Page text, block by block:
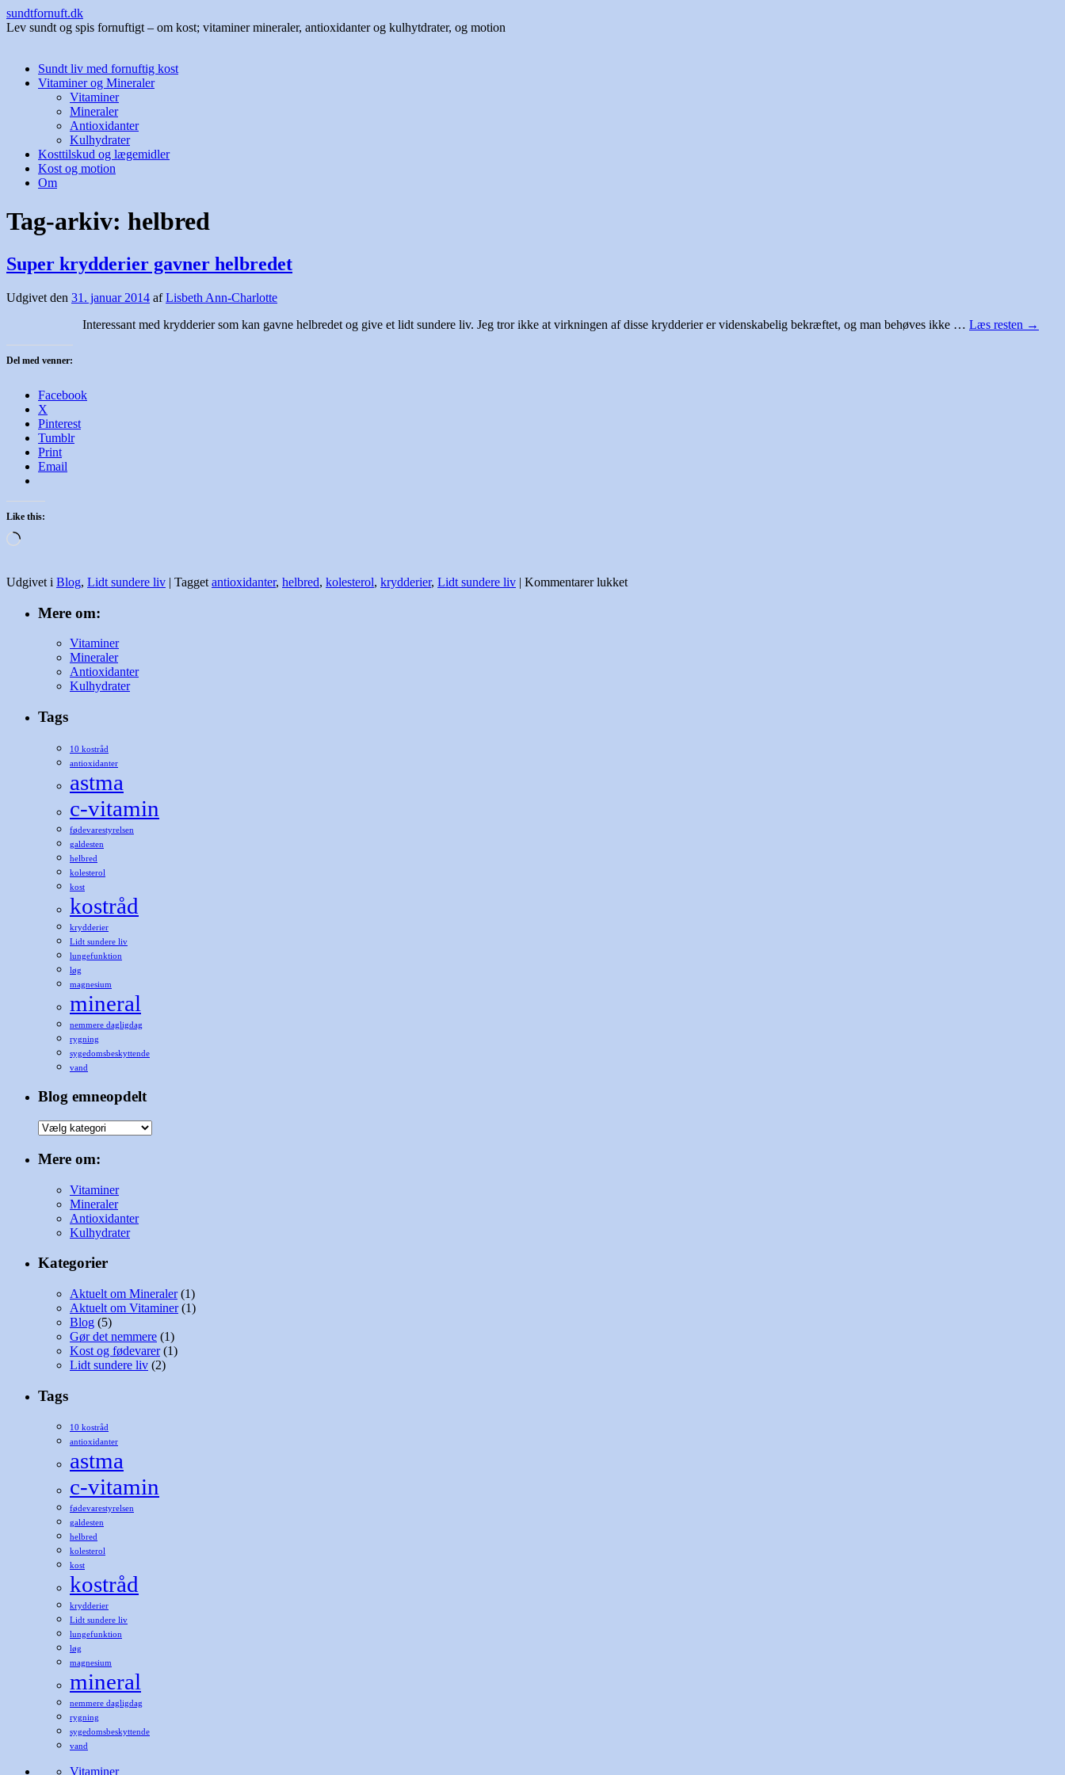
sundtfornuft.dk
Lev sundt og spis fornuftigt – om kost; vitaminer mineraler, antioxidanter og kulhytdrater, og motion
Hop
Sundt liv med fornuftig kost
Vitaminer og Mineraler
Vitaminer
Mineraler
Antioxidanter
Kulhydrater
Kosttilskud og lægemidler
Kost og motion
Om
Tag-arkiv: helbred
Super krydderier gavner helbredet
Udgivet den 31. januar 2014 af Lisbeth Ann-Charlotte
Interessant med krydderier som kan gavne helbredet og give et lidt sundere liv. Jeg tror ikke at virkningen af disse krydderier er videnskabelig bekræftet, og man behøves ikke … Læs resten →
Del med venner:
Facebook
X
Pinterest
Tumblr
Print
Email
Like this:
Loading…
Udgivet i Blog, Lidt sundere liv | Tagget antioxidanter, helbred, kolesterol, krydderier, Lidt sundere liv | Kommentarer lukkettil
Mere om:
Vitaminer
Mineraler
Antioxidanter
Kulhydrater
Tags
10 kostråd
antioxidanter
astma
c-vitamin
fødevarestyrelsen
galdesten
helbred
kolesterol
kost
kostråd
krydderier
Lidt sundere liv
lungefunktion
løg
magnesium
mineral
nemmere dagligdag
rygning
sygedomsbeskyttende
vand
Blog emneopdelt
Blog
Mere om:
Vitaminer
Mineraler
Antioxidanter
Kulhydrater
Kategorier
Aktuelt om Mineraler(1)
Aktuelt om Vitaminer(1)
Blog (5)
Gør det nemmere (1)
Kost og fødevarer(1)
Lidt sundere liv (2)
Tags
10 kostråd
antioxidanter
astma
c-vitamin
fødevarestyrelsen
galdesten
helbred
kolesterol
kost
kostråd
krydderier
Lidt sundere liv
lungefunktion
løg
magnesium
mineral
nemmere dagligdag
rygning
sygedomsbeskyttende
vand
Vitaminer